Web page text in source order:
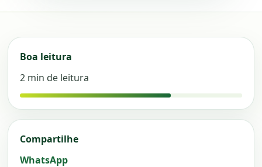
Boa leitura
2 min de leitura
Compartilhe
WhatsApp